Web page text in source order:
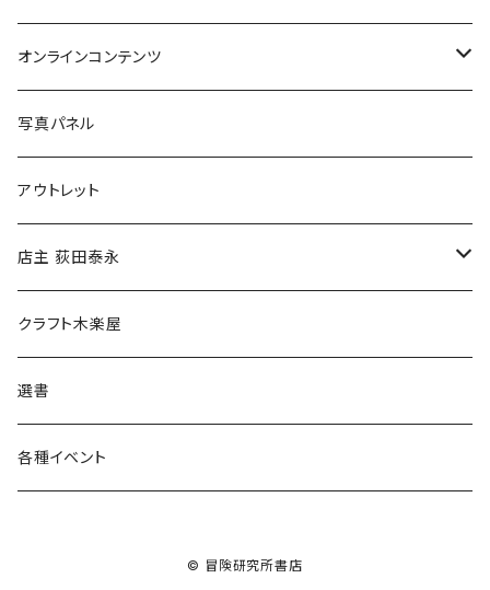
Tシャツ
バッグ
ブックカバー
マグカップ
傘
食料品
その他
オンラインコンテンツ
冒険クロストーク
写真パネル
アウトレット
店主 荻田泰永
書籍
ウェア
クラフト木楽屋
選書
各種イベント
© 冒険研究所書店